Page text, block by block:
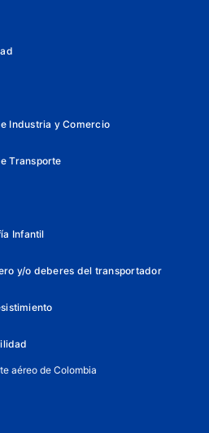
Industria y Comercio
Transporte
Infantil
y/o deberes del transportador
aéreo de Colombia